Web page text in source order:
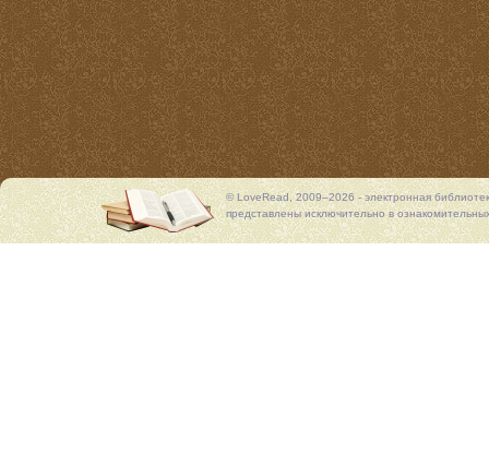
© LoveRead, 2009–2026 - электронная
представлены исключительно в